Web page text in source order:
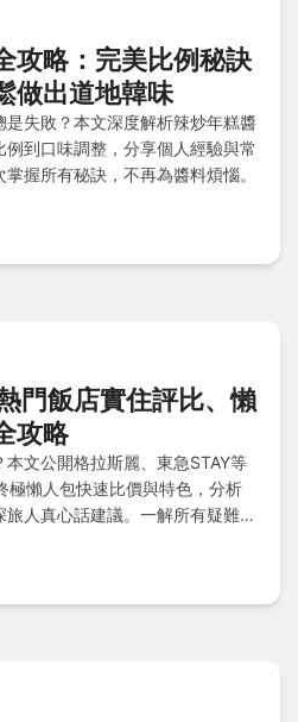
攻略：完美比例秘訣
做出道地韓味
失敗？本文深度解析辣炒年糕醬
到口味調整，分享個人經驗與常
握所有秘訣，不再為醬料煩惱。
門飯店實住評比、懶
攻略
文公開格拉斯麗、東急STAY等
極懶人包快速比價與特色，分析
人真心話建議。一解所有疑難雜